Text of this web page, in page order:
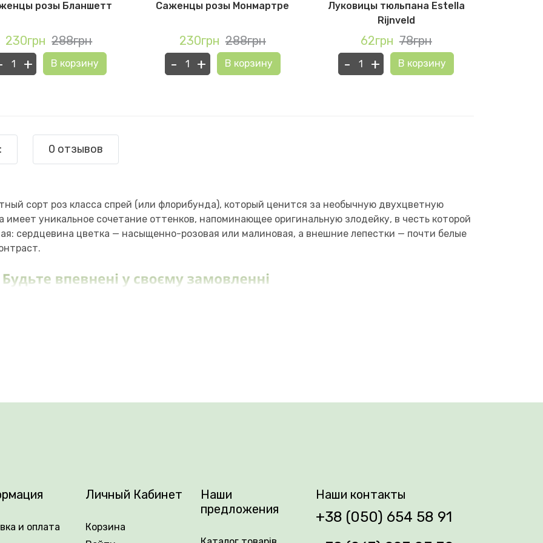
розы Бланшетт
230грн 288грн
+ В корзину
Саженцы розы Монмартре
230грн 288грн
- + В корзину
Луковицы тюльпана Estella
Rijnveld
62грн 78грн
- + В корзину
0 отзывов
сорт роз класса спрей (или флорибунда), который ценится за необычную двухцветную
уникальное сочетание оттенков, напоминающее оригинальную злодейку, в честь которой
сердцевина цветка — насыщенно-розовая или малиновая, а внешние лепестки — почти белые
Линда Круэлла» идеально подходит для срезки в флористические композиции — особенно
в саду.
выбрать самые новые, самые выносливые и самые ароматные саженцы, которые точно
и оплата
Личный Кабинет
Корзина
Наши
предложения
Наши контакты
+38 (050) 654 58 91